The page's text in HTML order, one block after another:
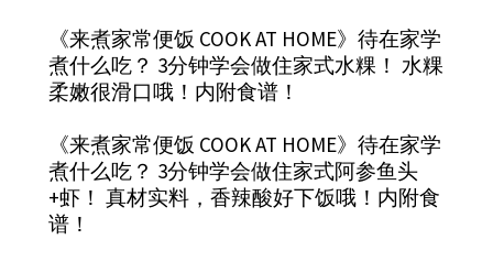
《来煮家常便饭 COOK AT HOME》待在家学
煮什么吃？ 3分钟学会做住家式水粿！ 水粿
柔嫩很滑口哦！内附食谱！
《来煮家常便饭 COOK AT HOME》待在家学
煮什么吃？ 3分钟学会做住家式阿参鱼头
+虾！ 真材实料，香辣酸好下饭哦！内附食
谱！